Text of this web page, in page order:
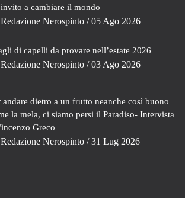
a cambiare il mondo
Redazione Nerospinto / 05 Ago 2026
di capelli da provare nell’estate 2026
Redazione Nerospinto / 03 Ago 2026
andare dietro a un frutto neanche così buono
la mela, ci siamo persi il Paradiso- Intervista
Greco
Redazione Nerospinto / 31 Lug 2026